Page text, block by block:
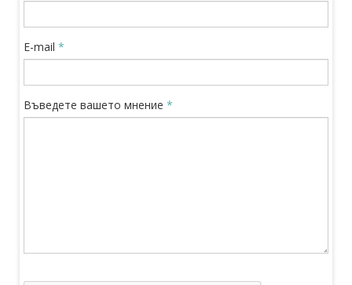
E-mail *
Въведете вашето мнение *